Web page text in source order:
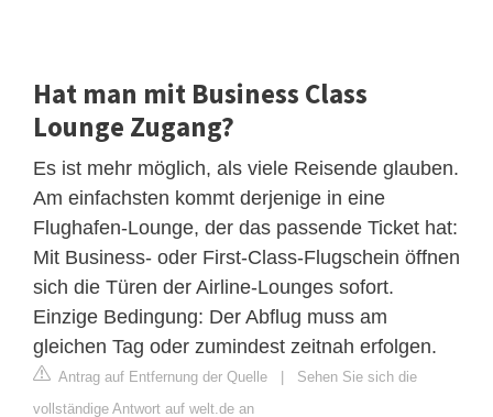
Hat man mit Business Class
Lounge Zugang?
Es ist mehr möglich, als viele Reisende glauben.
Am einfachsten kommt derjenige in eine
Flughafen-Lounge, der das passende Ticket hat:
Mit Business- oder First-Class-Flugschein öffnen
sich die Türen der Airline-Lounges sofort.
Einzige Bedingung: Der Abflug muss am
gleichen Tag oder zumindest zeitnah erfolgen.
Antrag auf Entfernung der Quelle
Sehen Sie sich die
vollständige Antwort auf welt.de an